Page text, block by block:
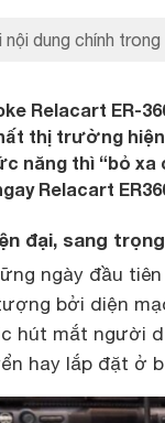
nội dung chính trong
Relacart ER-
thị trường
năng thì “bỏ xa
Relacart
đại, sang
ngày đầu
bởi diện
hút mắt người
hay lắp đặt ở